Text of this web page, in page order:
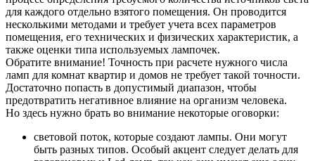
для каждого отдельно взятого помещения. Он проводится
несколькими методами и требует учета всех параметров
помещения, его технических и физических характеристик, а
также оценки типа используемых лампочек.
Обратите внимание! Точность при расчете нужного числа
ламп для комнат квартир и домов не требует такой точности.
Достаточно попасть в допустимый диапазон, чтобы
предотвратить негативное влияние на организм человека.
Но здесь нужно брать во внимание некоторые оговорки:
световой поток, которые создают лампы. Они могут
быть разных типов. Особый акцент следует делать для